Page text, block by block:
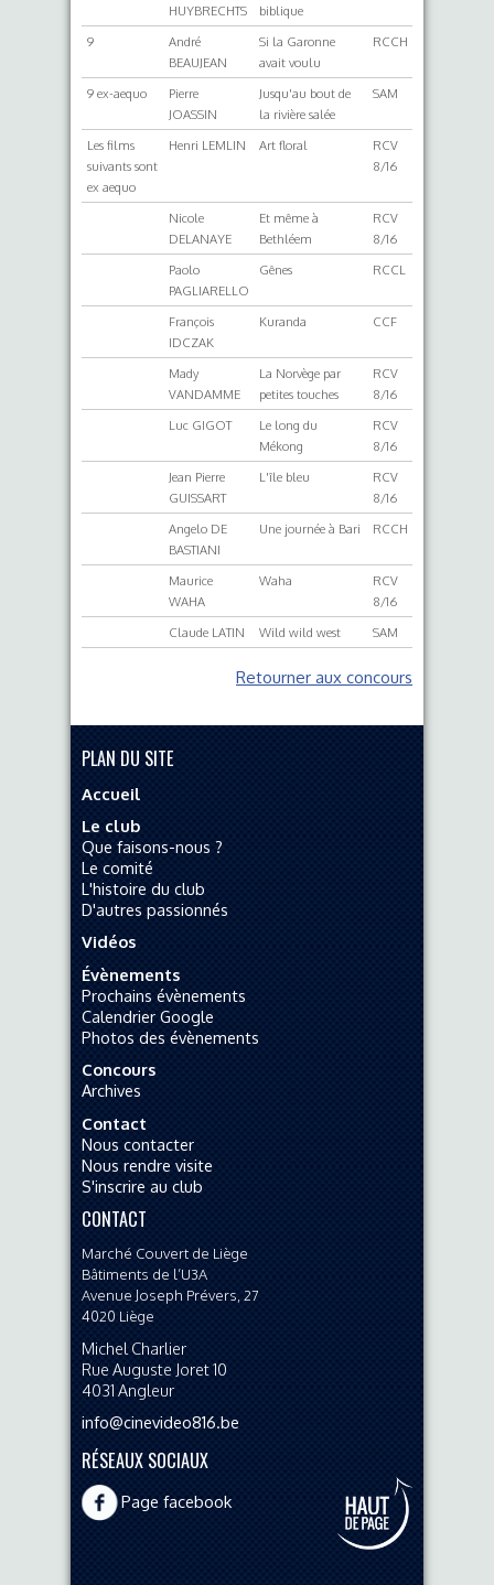
HUYBRECHTS
biblique
9
André
BEAUJEAN
Si la Garonne
avait voulu
RCCH
9 ex-aequo
Pierre
JOASSIN
Jusqu'au bout de
la rivière salée
SAM
Les films
suivants sont
ex aequo
Henri LEMLIN Art floral
RCV
8/16
Nicole
DELANAYE
Et même à
Bethléem
RCV
8/16
Paolo
PAGLIARELLO
Gênes RCCL
François
IDCZAK
Kuranda CCF
Mady
VANDAMME
La Norvège par
petites touches
RCV
8/16
Luc GIGOT
Le long du
Mékong
RCV
8/16
Jean Pierre
GUISSART
L'île bleu
RCV
8/16
Angelo DE
BASTIANI
Une journée à Bari RCCH
Maurice
WAHA
Waha
RCV
8/16
Claude LATIN
Wild wild west SAM
Retourner aux concours
PLAN DU SITE
Accueil
Le club
Que faisons-nous ?
Le comité
L'histoire du club
D'autres passionnés
Vidéos
Évènements
Prochains évènements
Calendrier Google
Photos des évènements
Concours
Archives
Contact
Nous contacter
Nous rendre visite
S'inscrire au club
CONTACT
Marché Couvert de Liège
Bâtiments de l’U3A
Avenue Joseph Prévers, 27
4020 Liège
Michel Charlier
Rue Auguste Joret 10
4031 Angleur
info@cinevideo816.be
RÉSEAUX SOCIAUX
Page facebook